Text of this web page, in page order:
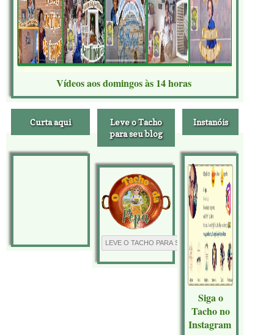
Vídeos aos domingos às 14 horas
Curta aqui
Leve o Tacho
para seu blog
Instanóis
Siga o
Tacho no
Instagram